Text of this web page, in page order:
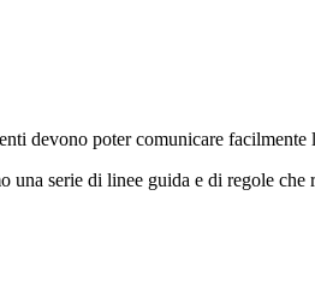
devono poter comunicare facilmente
serie di linee guida e di regole